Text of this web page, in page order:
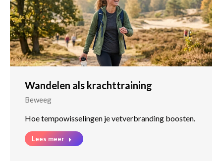
Wandelen als krachttraining
Beweeg
Hoe tempowisselingen je vetverbranding boosten.
Lees meer